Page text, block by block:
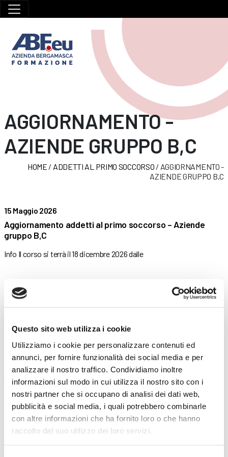
Questo sito web utilizza i cookie
Utilizziamo i cookie per personalizzare contenuti ed
annunci, per fornire funzionalità dei social media e per
analizzare il nostro traffico. Condividiamo inoltre
informazioni sul modo in cui utilizza il nostro sito con i
nostri partner che si occupano di analisi dei dati web,
pubblicità e social media, i quali potrebbero combinarle
con altre informazioni che ha fornito loro o che hanno
raccolto dal suo utilizzo dei loro servizi.
AGGIORNAMENTO -
AZIENDE GRUPPO B,C
HOME / ADDETTI AL PRIMO SOCCORSO / AGGIORNAMENTO -
AZIENDE GRUPPO B,C
15 Maggio 2026
Aggiornamento addetti al primo soccorso – Aziende
gruppo B,C
Info Il corso si terrà il 18 dicembre 2026 dalle
14 Maggio 2026
Aggiornamento addetti al primo soccorso – Aziende
Info Il corso si terrà il 2 ottobre 2026 dalle
9 Febbraio 2026
Aggiornamento addetti al primo soccorso – Aziende
gruppo B,C
Info Il corso si terrà il 28 agosto 2026 dalle
27 Novembre 2025